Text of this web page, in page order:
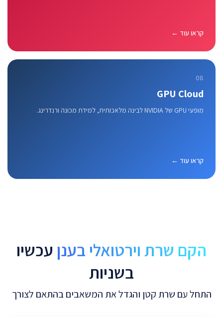
קראו עוד ←
08
GPU Cloud
מופעי GPU של NVIDIA לבינה מלאכותית, למידת מכונה ורנדרינג.
קראו עוד ←
הקם שרת וירטואלי בענן עכשיו
בשניות
התחל עם שרת קטן והגדל את המשאבים בהתאם לצורך